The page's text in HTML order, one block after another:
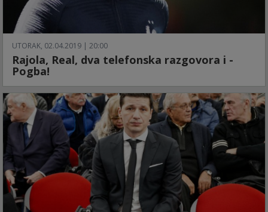
UTORAK, 02.04.2019 | 20:00
Rajola, Real, dva telefonska razgovora i -
Pogba!